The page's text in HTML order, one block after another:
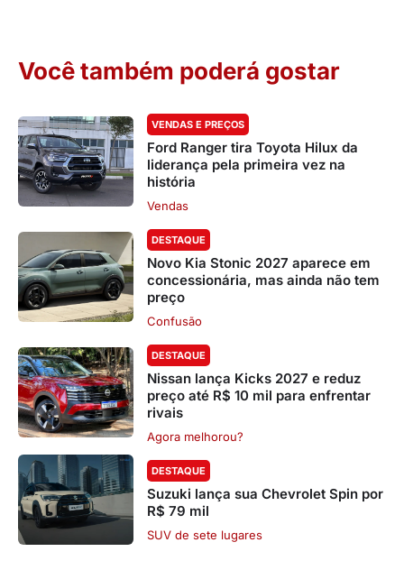
Você também poderá gostar
VENDAS E PREÇOS
Ford Ranger tira Toyota Hilux da
liderança pela primeira vez na
história
Vendas
DESTAQUE
Novo Kia Stonic 2027 aparece em
concessionária, mas ainda não tem
preço
Confusão
DESTAQUE
Nissan lança Kicks 2027 e reduz
preço até R$ 10 mil para enfrentar
rivais
Agora melhorou?
DESTAQUE
Suzuki lança sua Chevrolet Spin por
R$ 79 mil
SUV de sete lugares